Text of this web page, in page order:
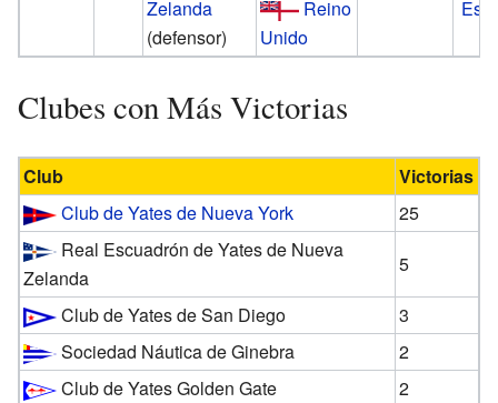
Zelanda
(defensor)
Reino
Unido
Clubes con Más Victorias
Club
Victorias
Club de Yates de Nueva York
25
Real Escuadrón de Yates de Nueva
Zelanda
5
Club de Yates de San Diego
3
Sociedad Náutica de Ginebra
2
Club de Yates Golden Gate
2